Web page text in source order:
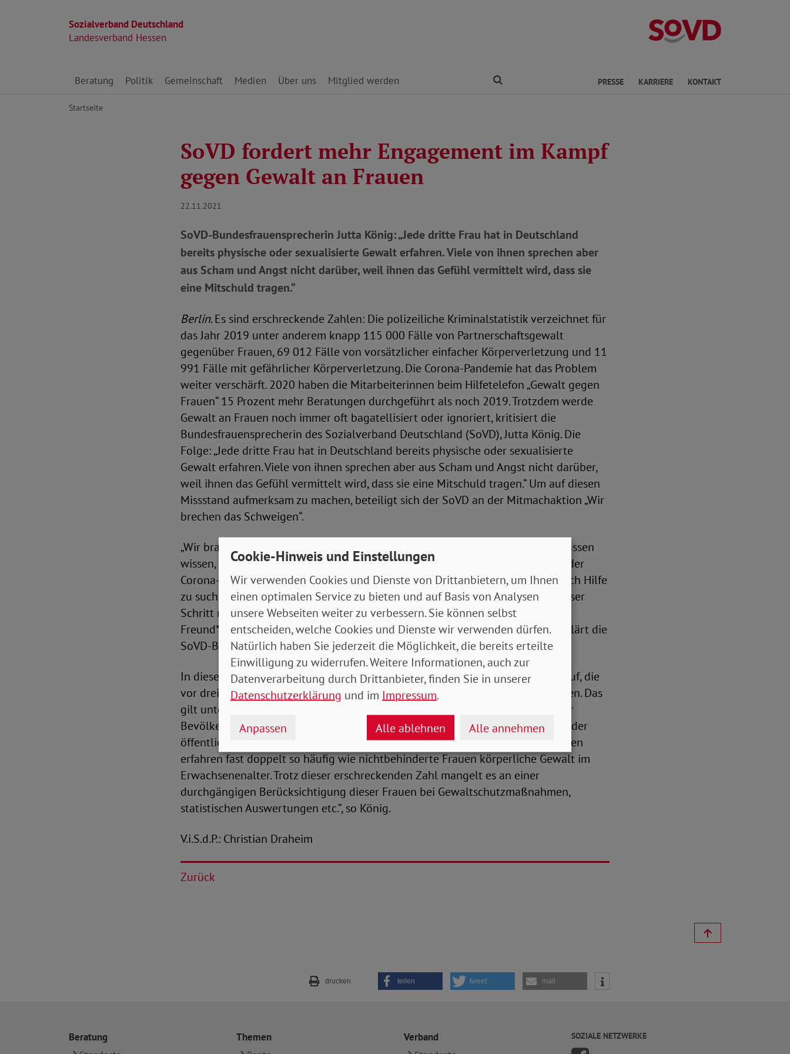
Sozialverband Deutschland
Landesverband Hessen
Landesverband
Direkt zu den Inhalten springen
Beratung Politik Gemeinschaft Medien Über uns Mitglied werden PRESSE KARRIERE KONTAKT
Startseite
SoVD fordert mehr Engagement im Kampf
gegen Gewalt an Frauen
22.11.2021
SoVD-Bundesfrauensprecherin Jutta König: „Jede dritte Frau hat in Deutschland
bereits physische oder sexualisierte Gewalt erfahren. Viele von ihnen sprechen aber
aus Scham und Angst nicht darüber, weil ihnen das Gefühl vermittelt wird, dass sie
eine Mitschuld tragen.“
Berlin. Es sind erschreckende Zahlen: Die polizeiliche Kriminalstatistik verzeichnet für
das Jahr 2019 unter anderem knapp 115 000 Fälle von Partnerschaftsgewalt
gegenüber Frauen, 69 012 Fälle von vorsätzlicher einfacher Körperverletzung und 11
991 Fälle mit gefährlicher Körperverletzung. Die Corona-Pandemie hat das Problem
weiter verschärft. 2020 haben die Mitarbeiterinnen beim Hilfetelefon „Gewalt gegen
Frauen“ 15 Prozent mehr Beratungen durchgeführt als noch 2019. Trotzdem werde
Gewalt an Frauen noch immer oft bagatellisiert oder ignoriert, kritisiert die
Bundesfrauensprecherin des Sozialverband Deutschland (SoVD), Jutta König. Die
Folge: „Jede dritte Frau hat in Deutschland bereits physische oder sexualisierte
Gewalt erfahren. Viele von ihnen sprechen aber aus Scham und Angst nicht darüber,
weil ihnen das Gefühl vermittelt wird, dass sie eine Mitschuld tragen.“ Um auf diesen
Missstand aufmerksam zu machen, beteiligt sich der SoVD an der Mitmachaktion „Wir
brechen das Schweigen“.
„Wir brauchen viel mehr Öffentlichkeit für dieses Thema. Betroffene Frauen müssen
wissen, dass sie nicht allein sind und es Wege aus der Gewalt gibt. Bereits vor der
Corona-Pandemie war es für betroffene Frauen eine große Herausforderung sich Hilfe
zu suchen. Durch die Kontaktbeschränkungen der vergangenen Monate ist dieser
Schritt noch schwieriger geworden. Umso wichtiger ist es, dass auch Familie,
Freund*innen und Nachbar*innen wissen, an wen sie sich wenden können“, erklärt die
SoVD-Bundesfrauensprecherin.
In diesem Zusammenhang fordert der SoVD die neue Bundesregierung dazu auf, die
vor drei Jahren ratifizierte Istanbul-Konvention endlich konsequent umzusetzen. Das
gilt unter anderem für die in Artikel 13 festgelegte Bewusstseinsbildung in der
Bevölkerung. Insbesondere die Situation von Frauen mit Behinderungen ist in der
öffentlichen Wahrnehmung überhaupt nicht präsent. „Frauen mit Behinderungen
erfahren fast doppelt so häufig wie nichtbehinderte Frauen körperliche Gewalt im
Erwachsenenalter. Trotz dieser erschreckenden Zahl mangelt es an einer
durchgängigen Berücksichtigung dieser Frauen bei Gewaltschutzmaßnahmen,
statistischen Auswertungen etc.“, so König.
V.i.S.d.P.: Christian Draheim
Zurück
drucken teilen tweet mail
Beratung
Themen
Verband
SOZIALE NETZWERKE
Cookie-Hinweis und Einstellungen
Wir verwenden Cookies und Dienste von Drittanbietern, um Ihnen
einen optimalen Service zu bieten und auf Basis von Analysen
unsere Webseiten weiter zu verbessern. Sie können selbst
entscheiden, welche Cookies und Dienste wir verwenden dürfen.
Natürlich haben Sie jederzeit die Möglichkeit, die bereits erteilte
Einwilligung zu widerrufen. Weitere Informationen, auch zur
Datenverarbeitung durch Drittanbieter, finden Sie in unserer
Datenschutzerklärung und im Impressum.
Anpassen Alle ablehnen Alle annehmen